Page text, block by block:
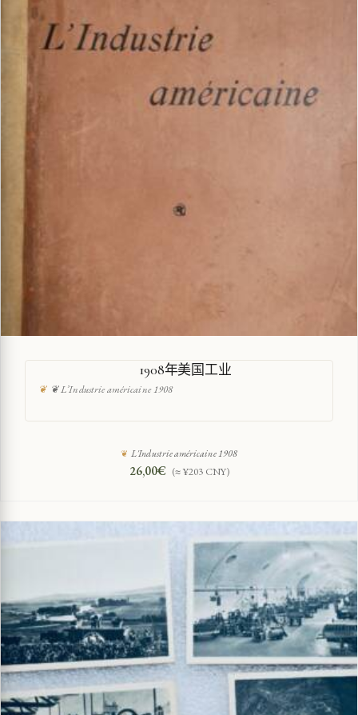
1908年美国工业
❦ L’Industrie américaine 1908
L'Industrie américaine 1908
26,00€ (≈ ¥203 CNY)